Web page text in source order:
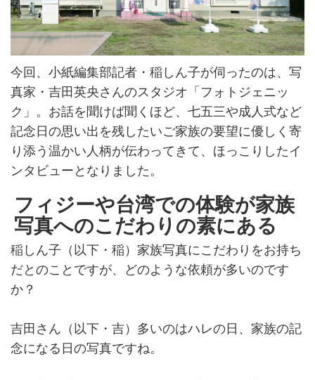
今回、小紙編集部記者・稲しん子が伺ったのは、写
真家・吉田英央さんのスタジオ「フォトジェニッ
ク」。お話を聞けば聞くほど、七五三や成人式など
記念日の思い出を残したいご家族の要望に優しく寄
り添う温かい人柄が伝わってきて、ほっこりしたイ
ンタビューとなりました。
フィジーや台湾での体験が家族
写真へのこだわりの素にある
稲しん子（以下・稲）家族写真にこだわりをお持ち
だとのことですが、どのような依頼が多いのです
か？
吉田さん（以下・吉）多いのはハレの日、家族の記
念になる日の写真ですね。